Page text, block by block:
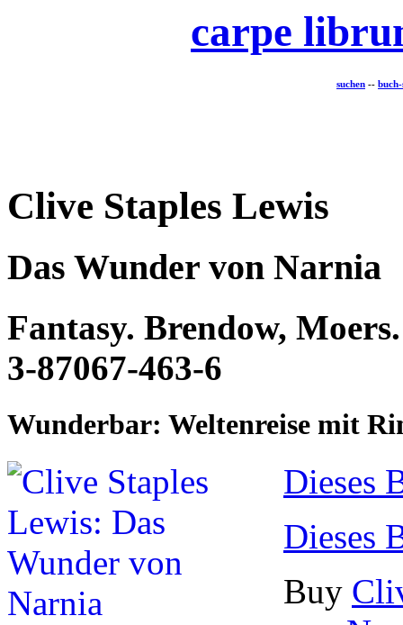
carpe
suchen --
Clive Staples Lewis
Das Wunder von Narnia
Fantasy. Brendow,
3-87067-463-6
Wunderbar: Weltenreise mit
Dieses
Dieses
Buy